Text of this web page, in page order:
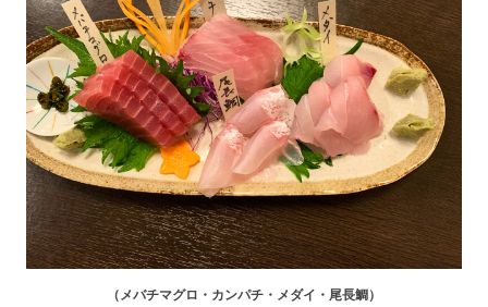
（メバチマグロ・カンパチ・メダイ・尾長鯛）